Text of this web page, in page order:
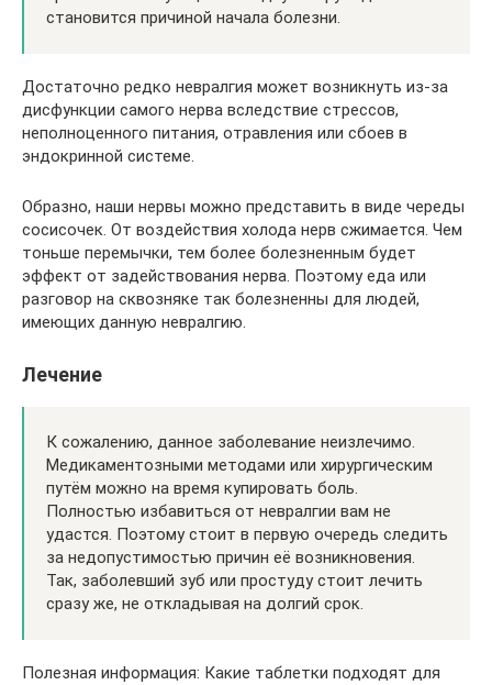
становится причиной начала болезни.
Достаточно редко невралгия может возникнуть из-за
дисфункции самого нерва вследствие стрессов,
неполноценного питания, отравления или сбоев в
эндокринной системе.
Образно, наши нервы можно представить в виде череды
сосисочек. От воздействия холода нерв сжимается. Чем
тоньше перемычки, тем более болезненным будет
эффект от задействования нерва. Поэтому еда или
разговор на сквозняке так болезненны для людей,
имеющих данную невралгию.
Лечение
К сожалению, данное заболевание неизлечимо.
Медикаментозными методами или хирургическим
путём можно на время купировать боль.
Полностью избавиться от невралгии вам не
удастся. Поэтому стоит в первую очередь следить
за недопустимостью причин её возникновения.
Так, заболевший зуб или простуду стоит лечить
сразу же, не откладывая на долгий срок.
Полезная информация: Какие таблетки подходят для